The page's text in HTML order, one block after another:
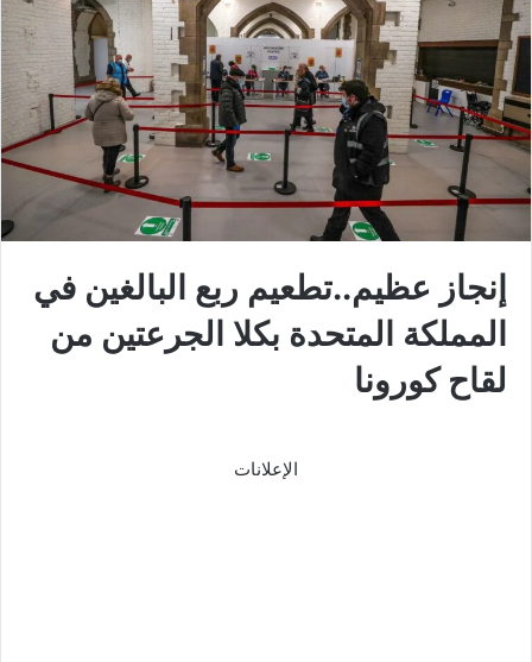
إنجاز عظيم..تطعيم ربع البالغين في
المملكة المتحدة بكلا الجرعتين من
لقاح كورونا
الإعلانات